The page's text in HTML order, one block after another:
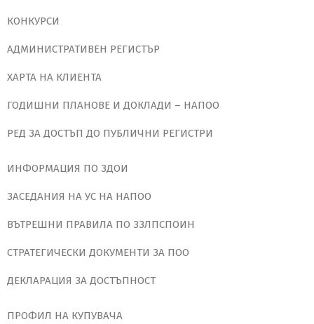
КОНКУРСИ
АДМИНИСТРАТИВЕН РЕГИСТЪР
ХАРТА НА КЛИЕНТА
ГОДИШНИ ПЛАНОВЕ И ДОКЛАДИ – НАПОО
РЕД ЗА ДОСТЪП ДО ПУБЛИЧНИ РЕГИСТРИ
ИНФОРМАЦИЯ ПО ЗДОИ
ЗАСЕДАНИЯ НА УС НА НАПОО
ВЪТРЕШНИ ПРАВИЛА ПО ЗЗЛПСПОИН
СТРАТЕГИЧЕСКИ ДОКУМЕНТИ ЗА ПОО
ДЕКЛАРАЦИЯ ЗА ДОСТЪПНОСТ
ПРОФИЛ НА КУПУВАЧА